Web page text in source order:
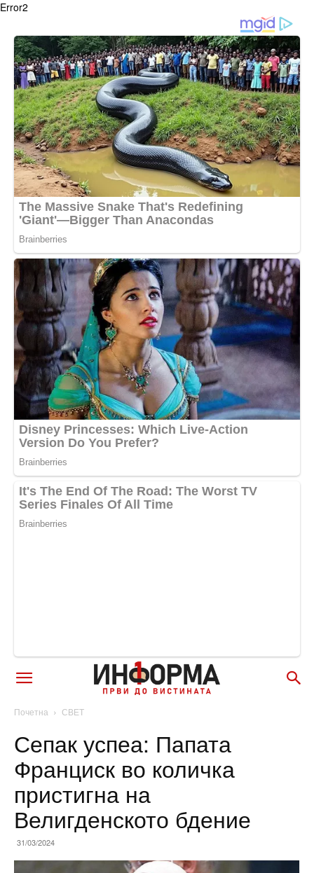
Error2
Почетна СВЕТ
Сепак успеа: Папата
Франциск во количка
пристигна на
Велигденското бдение
31/03/2024